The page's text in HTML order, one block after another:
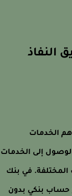
الخدمات
إلى الخدمات
في بنك
بنكي بدون